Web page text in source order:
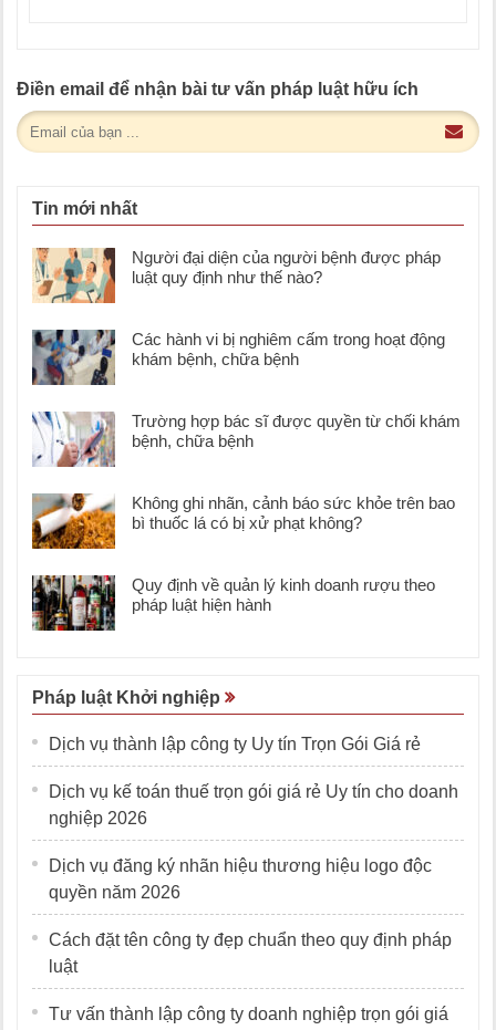
Điền email để nhận bài tư vấn pháp luật hữu ích
Tin mới nhất
Người đại diện của người bệnh được pháp
luật quy định như thế nào?
Các hành vi bị nghiêm cấm trong hoạt động
khám bệnh, chữa bệnh
Trường hợp bác sĩ được quyền từ chối khám
bệnh, chữa bệnh
Không ghi nhãn, cảnh báo sức khỏe trên bao
bì thuốc lá có bị xử phạt không?
Quy định về quản lý kinh doanh rượu theo
pháp luật hiện hành
Pháp luật Khởi nghiệp
Dịch vụ thành lập công ty Uy tín Trọn Gói Giá rẻ
Dịch vụ kế toán thuế trọn gói giá rẻ Uy tín cho doanh
nghiệp 2026
Dịch vụ đăng ký nhãn hiệu thương hiệu logo độc
quyền năm 2026
Cách đặt tên công ty đẹp chuẩn theo quy định pháp
luật
Tư vấn thành lập công ty doanh nghiệp trọn gói giá